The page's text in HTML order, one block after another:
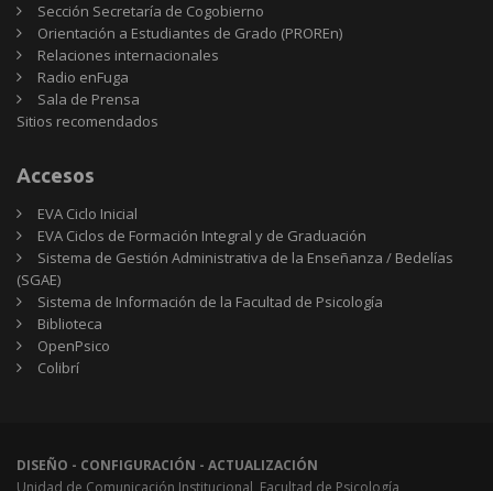
Sección Secretaría de Cogobierno
Orientación a Estudiantes de Grado (PROREn)
Relaciones internacionales
Radio enFuga
Sala de Prensa
Sitios
Sitios recomendados
Accesos
EVA Ciclo Inicial
EVA Ciclos de Formación Integral y de Graduación
Sistema de Gestión Administrativa de la Enseñanza / Bedelías
(SGAE)
Sistema de Información de la Facultad de Psicología
Biblioteca
OpenPsico
Colibrí
DISEÑO - CONFIGURACIÓN - ACTUALIZACIÓN
Unidad de Comunicación Institucional, Facultad de Psicología